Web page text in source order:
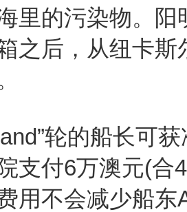
里的污染物。阳
之后，从纽卡
轮的船长可
支付6万澳元(合
用不会减少船